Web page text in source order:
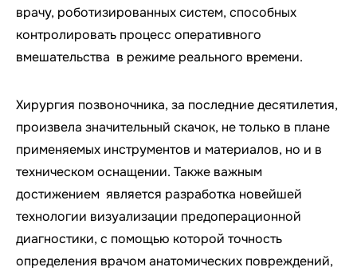
врачу, роботизированных систем, способных
контролировать процесс оперативного
вмешательства в режиме реального времени.
Хирургия позвоночника, за последние десятилетия,
произвела значительный скачок, не только в плане
применяемых инструментов и материалов, но и в
техническом оснащении. Также важным
достижением является разработка новейшей
технологии визуализации предоперационной
диагностики, с помощью которой точность
определения врачом анатомических повреждений,